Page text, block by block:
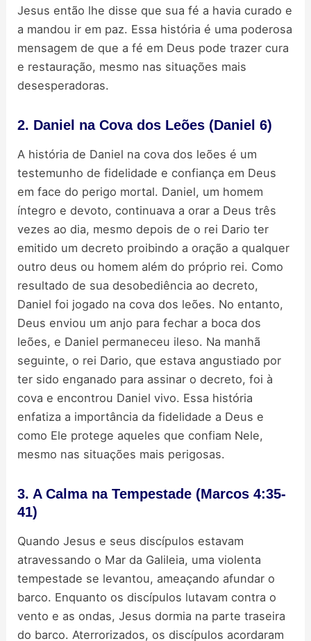
Jesus então lhe disse que sua fé a havia curado e
a mandou ir em paz. Essa história é uma poderosa
mensagem de que a fé em Deus pode trazer cura
e restauração, mesmo nas situações mais
desesperadoras.
2. Daniel na Cova dos Leões (Daniel 6)
A história de Daniel na cova dos leões é um
testemunho de fidelidade e confiança em Deus
em face do perigo mortal. Daniel, um homem
íntegro e devoto, continuava a orar a Deus três
vezes ao dia, mesmo depois de o rei Dario ter
emitido um decreto proibindo a oração a qualquer
outro deus ou homem além do próprio rei. Como
resultado de sua desobediência ao decreto,
Daniel foi jogado na cova dos leões. No entanto,
Deus enviou um anjo para fechar a boca dos
leões, e Daniel permaneceu ileso. Na manhã
seguinte, o rei Dario, que estava angustiado por
ter sido enganado para assinar o decreto, foi à
cova e encontrou Daniel vivo. Essa história
enfatiza a importância da fidelidade a Deus e
como Ele protege aqueles que confiam Nele,
mesmo nas situações mais perigosas.
3. A Calma na Tempestade (Marcos 4:35-
41)
Quando Jesus e seus discípulos estavam
atravessando o Mar da Galileia, uma violenta
tempestade se levantou, ameaçando afundar o
barco. Enquanto os discípulos lutavam contra o
vento e as ondas, Jesus dormia na parte traseira
do barco. Aterrorizados, os discípulos acordaram